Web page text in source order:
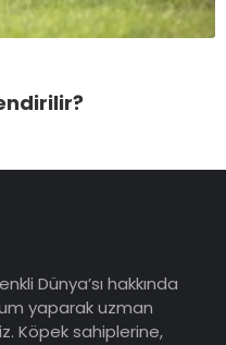
Dünya’sı hakkında
yaparak uzman
Köpek sahiplerine,